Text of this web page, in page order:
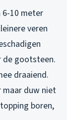
6-10 meter
veren
de gootsteen.
draaiend.
maar duw niet
boren,